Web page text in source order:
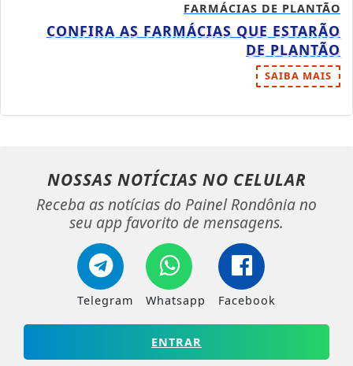
FARMÁCIAS DE PLANTÃO
CONFIRA AS FARMÁCIAS QUE ESTARÃO
DE PLANTÃO
SAIBA MAIS
NOSSAS NOTÍCIAS NO CELULAR
Receba as notícias do Painel Rondônia no
seu app favorito de mensagens.
Telegram Whatsapp Facebook
ENTRAR